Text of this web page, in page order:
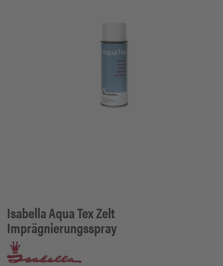
IsabellaAqua Tex Zelt
Imprägnierungsspray